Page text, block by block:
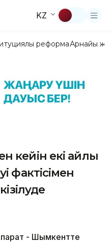
KZ
реформаАрнайы
кейін екі айлық
фактісімен
- Шымкентте